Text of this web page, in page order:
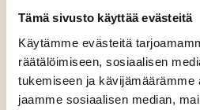
Tämä sivusto käyttää evästeitä
Käytämme evästeitä
räätälöimiseen, sosiaalisen
tukemiseen ja
jaamme sosiaalisen median,